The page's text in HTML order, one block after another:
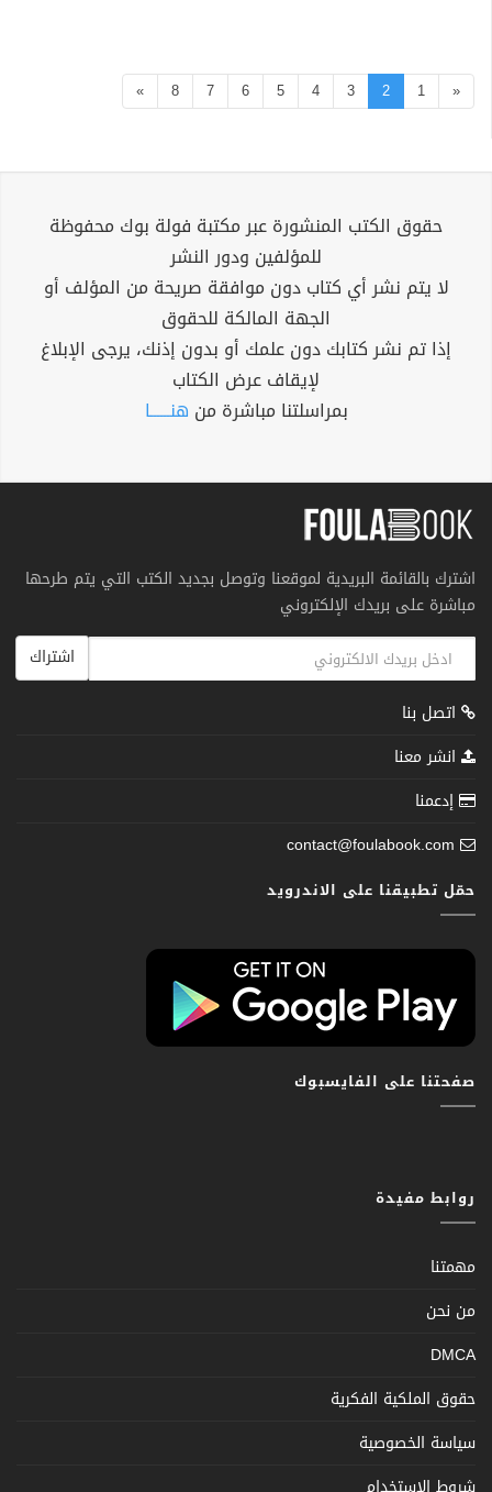
«
1
2
3
4
5
6
7
8
»
حقوق الكتب المنشورة عبر مكتبة فولة بوك محفوظة
للمؤلفين ودور النشر
لا يتم نشر أي كتاب دون موافقة صريحة من المؤلف أو
الجهة المالكة للحقوق
إذا تم نشر كتابك دون علمك أو بدون إذنك، يرجى الإبلاغ
لإيقاف عرض الكتاب
بمراسلتنا مباشرة من هنــــــا
اشترك بالقائمة البريدية لموقعنا وتوصل بجديد الكتب التي يتم طرحها
مباشرة على بريدك الإلكتروني
اشتراك
اتصل بنا
انشر معنا
إدعمنا
contact@foulabook.com
حمّل تطبيقنا على الاندرويد
صفحتنا على الفايسبوك
روابط مفيدة
مهمتنا
من نحن
DMCA
حقوق الملكية الفكرية
سياسة الخصوصية